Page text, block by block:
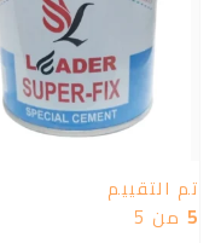
تم التقييم
5 من 5